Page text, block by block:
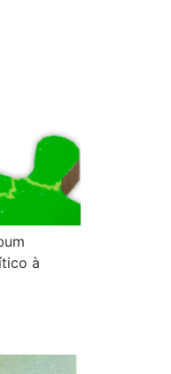
à